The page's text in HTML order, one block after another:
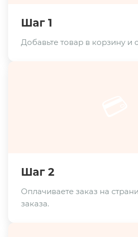
Шаг 1
Добавьте товар в корзину и
Шаг 2
Оплачиваете заказ на
заказа.